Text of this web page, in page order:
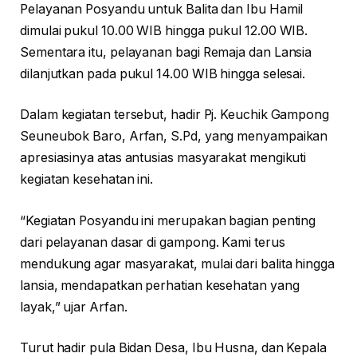
Pelayanan Posyandu untuk Balita dan Ibu Hamil
dimulai pukul 10.00 WIB hingga pukul 12.00 WIB.
Sementara itu, pelayanan bagi Remaja dan Lansia
dilanjutkan pada pukul 14.00 WIB hingga selesai.
Dalam kegiatan tersebut, hadir Pj. Keuchik Gampong
Seuneubok Baro, Arfan, S.Pd, yang menyampaikan
apresiasinya atas antusias masyarakat mengikuti
kegiatan kesehatan ini.
“Kegiatan Posyandu ini merupakan bagian penting
dari pelayanan dasar di gampong. Kami terus
mendukung agar masyarakat, mulai dari balita hingga
lansia, mendapatkan perhatian kesehatan yang
layak,” ujar Arfan.
Turut hadir pula Bidan Desa, Ibu Husna, dan Kepala